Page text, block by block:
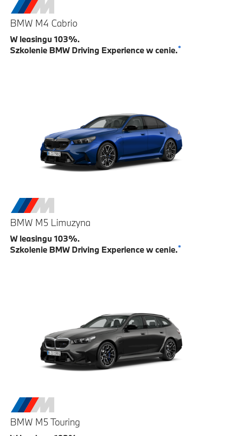
BMW M4 Cabrio
W leasingu 103%.
Szkolenie BMW Driving Experience w cenie.*
BMW M5 Limuzyna
W leasingu 103%.
Szkolenie BMW Driving Experience w cenie.*
BMW M5 Touring